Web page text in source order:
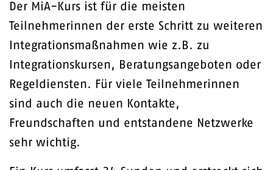
Der MiA-Kurs ist für die meisten
Teilnehmerinnen der erste Schritt zu weiteren
Integrationsmaßnahmen wie z.B. zu
Integrationskursen, Beratungsangeboten oder
Regeldiensten. Für viele Teilnehmerinnen
sind auch die neuen Kontakte,
Freundschaften und entstandene Netzwerke
sehr wichtig.